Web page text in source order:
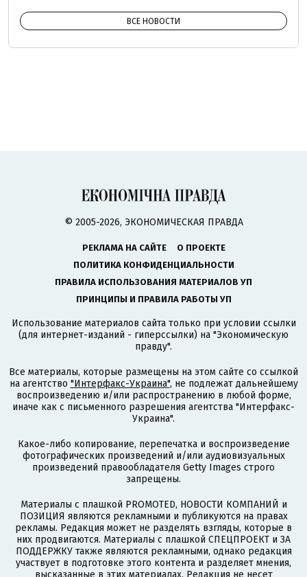
ВСЕ НОВОСТИ
© 2005-2026, ЭКОНОМИЧЕСКАЯ ПРАВДА
РЕКЛАМА НА САЙТЕ
О ПРОЕКТЕ
ПОЛИТИКА КОНФИДЕНЦИАЛЬНОСТИ
ПРАВИЛА ИСПОЛЬЗОВАНИЯ МАТЕРИАЛОВ УП
ПРИНЦИПЫ И ПРАВИЛА РАБОТЫ УП
Использование материалов сайта только при условии ссылки
(для интернет-изданий - гиперссылки) на "Экономическую
правду".
Все материалы, которые размещены на этом сайте со ссылкой
на агентство "Интерфакс-Украина", не подлежат дальнейшему
воспроизведению и/или распространению в любой форме,
иначе как с письменного разрешения агентства "Интерфакс-
Украина".
Какое-либо копирование, перепечатка и воспроизведение
фотографических произведений и/или аудиовизуальных
произведений правообладателя Getty Images строго
запрещены.
Материалы с плашкой PROMOTED, НОВОСТИ КОМПАНИЙ и
ПОЗИЦИЯ являются рекламными и публикуются на правах
рекламы. Редакция может не разделять взгляды, которые в
них продвигаются. Материалы с плашкой СПЕЦПРОЕКТ и ЗА
ПОДДЕРЖКУ также являются рекламными, однако редакция
участвует в подготовке этого контента и разделяет мнения,